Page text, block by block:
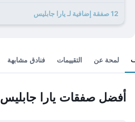
12 صفقة إضافية لـ يارا جابليس
لمحة عن التقييمات فنادق مشابهة
أفضل صفقات يارا جابليس